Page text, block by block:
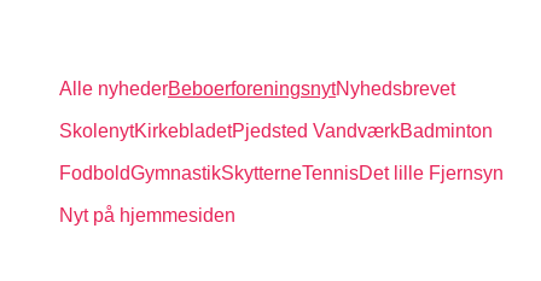
Alle nyhederBeboerforeningsnytNyhedsbrevet
SkolenytKirkebladetPjedsted VandværkBadminton
FodboldGymnastikSkytterneTennisDet lille Fjernsyn
Nyt på hjemmesiden